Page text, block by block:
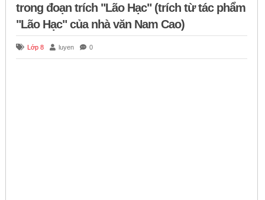
trong đoạn trích "Lão Hạc" (trích từ tác phẩm
"Lão Hạc" của nhà văn Nam Cao)
Lớp 8 luyen 0